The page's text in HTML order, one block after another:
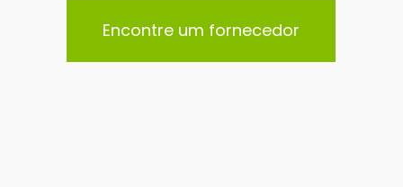
Encontre um fornecedor